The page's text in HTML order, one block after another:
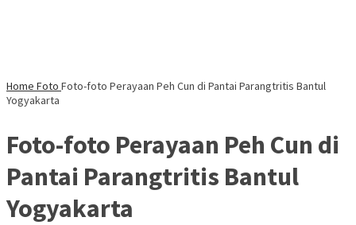
Home Foto Foto-foto Perayaan Peh Cun di Pantai Parangtritis Bantul
Yogyakarta
Foto-foto Perayaan Peh Cun di
Pantai Parangtritis Bantul
Yogyakarta